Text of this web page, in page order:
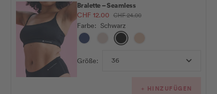
Bralette – Seamless
Angebotspreis
CHF 12.00 Regulärer
Preis
CHF 24.00
Farbe: Schwarz
Midnight
SchwarzSienna
Größe: 36
+ HINZUFÜGEN